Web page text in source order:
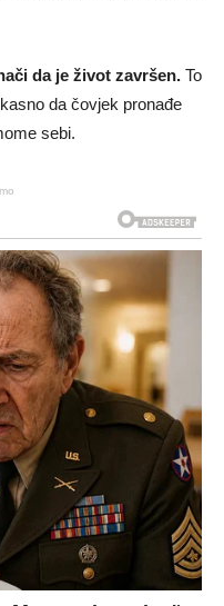
da je život završen. To
da čovjek pronađe
sebi.